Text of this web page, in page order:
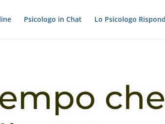
Psicologo in Chat Lo Psicologo